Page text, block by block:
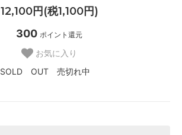
12,100円(税1,100円)
300 ポイント還元
お気に入り
SOLD OUT 売切れ中